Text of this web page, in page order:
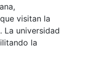
visitan la
La universidad
la